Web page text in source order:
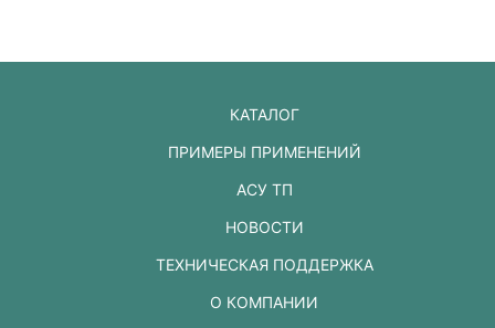
КАТАЛОГ
ПРИМЕРЫ ПРИМЕНЕНИЙ
АСУ ТП
НОВОСТИ
ТЕХНИЧЕСКАЯ ПОДДЕРЖКА
О КОМПАНИИ